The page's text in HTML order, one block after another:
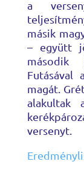
a
másik
– együtt
második
Futásával
magát.
alakultak
versenyt.